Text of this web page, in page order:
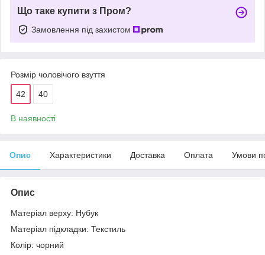
Що таке купити з Пром?
Замовлення під захистом
Розмір чоловічого взуття
42 40
В наявності
Опис Характеристики Доставка Оплата Умови
Опис
Матеріал верху: Нубук
Матеріал підкладки: Текстиль
Колір: чорний